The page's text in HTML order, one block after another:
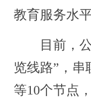
教育服务水平
目前，公
览线路”，
等10个节点